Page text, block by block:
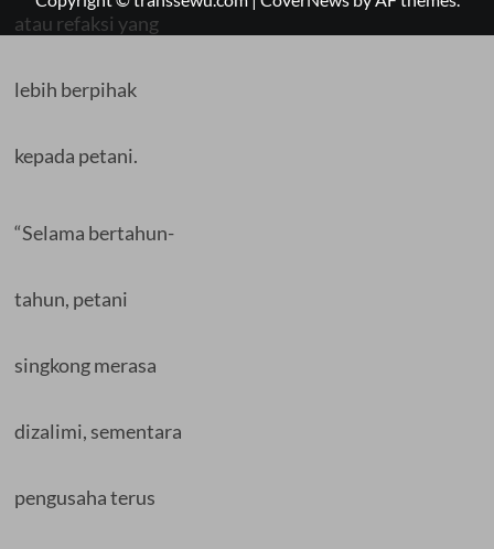
atau refaksi yang
lebih berpihak
kepada petani.
“Selama bertahun-
tahun, petani
singkong merasa
dizalimi, sementara
pengusaha terus